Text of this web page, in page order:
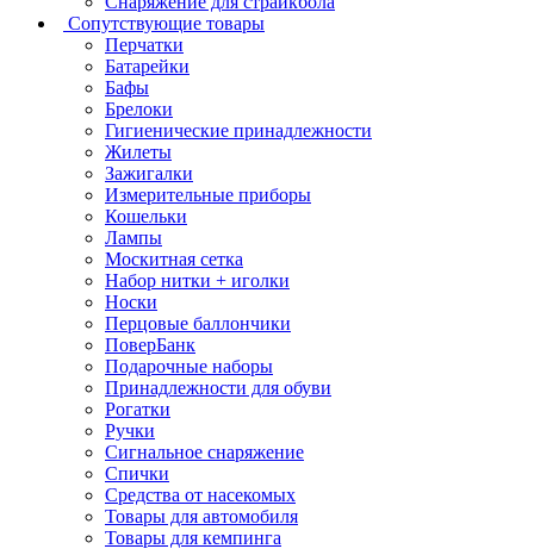
Сопутствующие товары
Перчатки
Батарейки
Бафы
Брелоки
Гигиенические принадлежности
Жилеты
Зажигалки
Измерительные приборы
Кошельки
Лампы
Москитная сетка
Набор нитки + иголки
Носки
Перцовые баллончики
ПоверБанк
Подарочные наборы
Принадлежности для обуви
Рогатки
Ручки
Сигнальное снаряжение
Спички
Средства от насекомых
Товары для автомобиля
Товары для кемпинга